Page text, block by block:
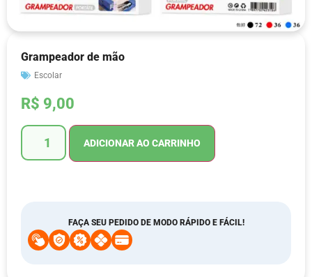
Grampeador de mão
Escolar
R$ 9,00
ADICIONAR AO CARRINHO
FAÇA SEU PEDIDO DE MODO RÁPIDO E FÁCIL!